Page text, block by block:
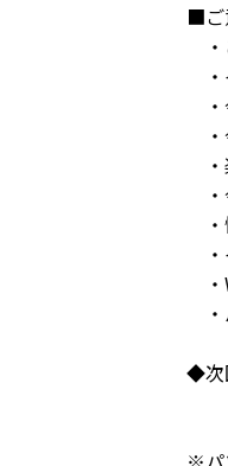
■ご
・
・
・
・
・
・
・
・
・
・
◆次